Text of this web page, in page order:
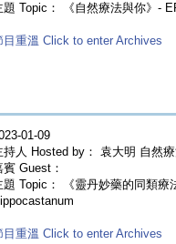
題 Topic： 《自然療法與你》-
目重溫 Click to enter Archives
01-09
持人 Hosted by： 袁大明 自然
賓 Guest：
題 Topic： 《靈丹妙藥的同類
目重溫 Click to enter Archives